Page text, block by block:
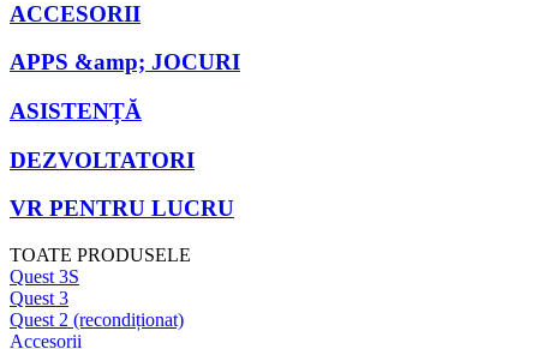
ACCESORII
APPS &amp; JOCURI
ASISTENȚĂ
DEZVOLTATORI
VR PENTRU LUCRU
TOATE PRODUSELE
Quest 3S
Quest 3
Quest 2 (recondiționat)
Accesorii